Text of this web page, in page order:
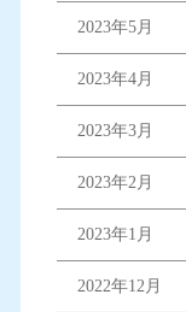
2023年5月
2023年4月
2023年3月
2023年2月
2023年1月
2022年12月